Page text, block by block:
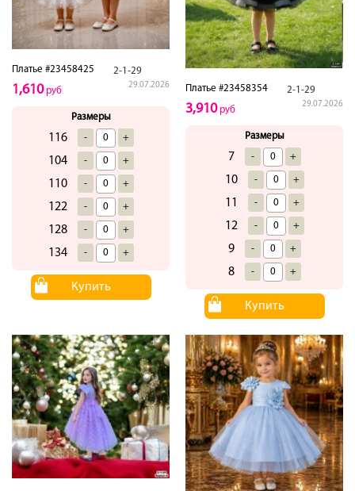
Платье #23458425 2-1-29
29.07.2026
1,610руб
Размеры
116 - +
104 - +
110 - +
122 - +
128 - +
134 - +
Купить
Платье #23458354 2-1-29
29.07.2026
3,910руб
Размеры
7 - +
10 - +
11 - +
12 - +
9 - +
8 - +
Купить